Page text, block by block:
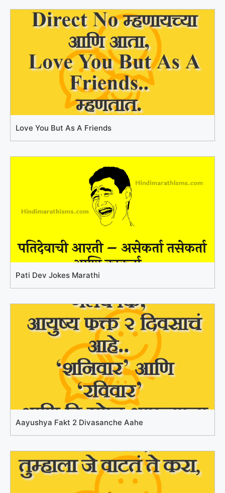
Love You But As A Friends
Pati Dev Jokes Marathi
Aayushya Fakt 2 Divasanche Aahe